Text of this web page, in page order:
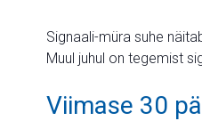
Signaali-müra suhe
Muul juhul on tegemist
Viimase 30